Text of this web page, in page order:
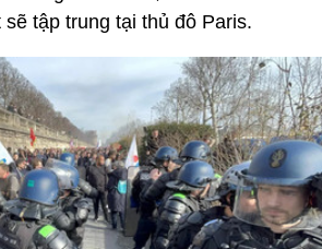
tập trung tại thủ đô Paris.